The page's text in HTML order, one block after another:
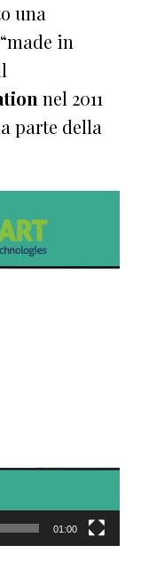
una
in
nel 2011
parte della
01:00